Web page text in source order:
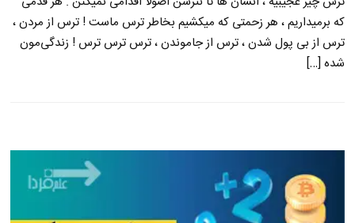
که برمیداریم ، هر زحمتی که میکشیم بخاطر ترس ماست ! ترس از مردن ،
ترس از بی پول شدن ، ترس از جاموندن ، ترس ترس ترس ! زندگی‌مون
شده […]